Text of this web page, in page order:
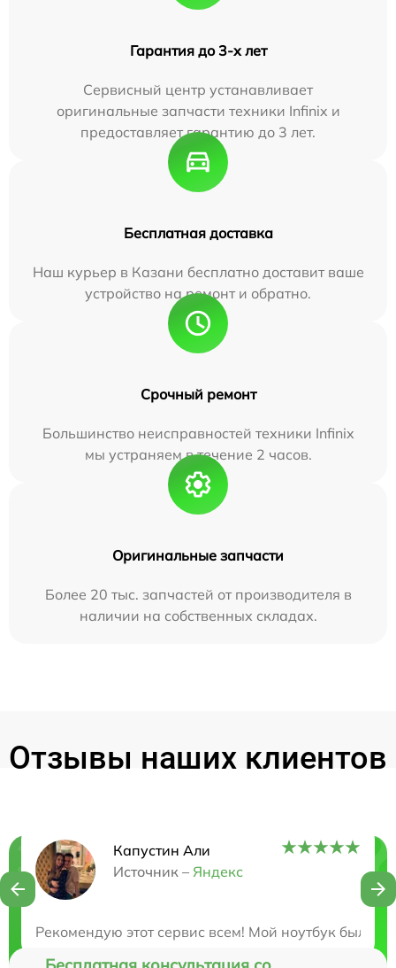
Гарантия до 3-х лет
Сервисный центр устанавливает
оригинальные запчасти техники Infinix и
предоставляет гарантию до 3 лет.
Бесплатная доставка
Наш курьер в Казани бесплатно доставит ваше
устройство на ремонт и обратно.
Срочный ремонт
Большинство неисправностей техники Infinix
мы устраняем в течение 2 часов.
Оригинальные запчасти
Более 20 тыс. запчастей от производителя в
наличии на собственных складах.
Отзывы наших клиентов
Капустин Али
Источник – Яндекс
Рекомендую этот сервис всем! Мой ноутбук был
Нужна консультация?